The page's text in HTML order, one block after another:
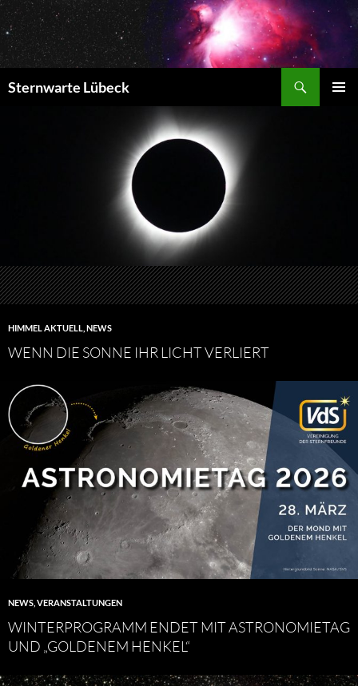
Zum
Inhalt
springen
Sternwarte Lübeck
HIMMEL AKTUELL NEWS
WENN DIE SONNE IHR LICHT VERLIERT
NEWS VERANSTALTUNGEN
WINTERPROGRAMM ENDET MIT ASTRONOMIETAG
UND „GOLDENEM HENKEL“